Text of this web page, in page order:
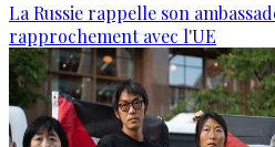
La Russie rappelle son
rapprochement avec l'UE